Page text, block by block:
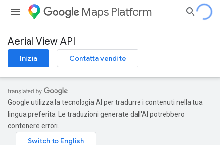
Maps Platform
Aerial View API
Inizia Contatta vendite
Google utilizza la tecnologia AI per tradurre i contenuti nella tua
lingua preferita. Le traduzioni generate dall'AI potrebbero
contenere errori.